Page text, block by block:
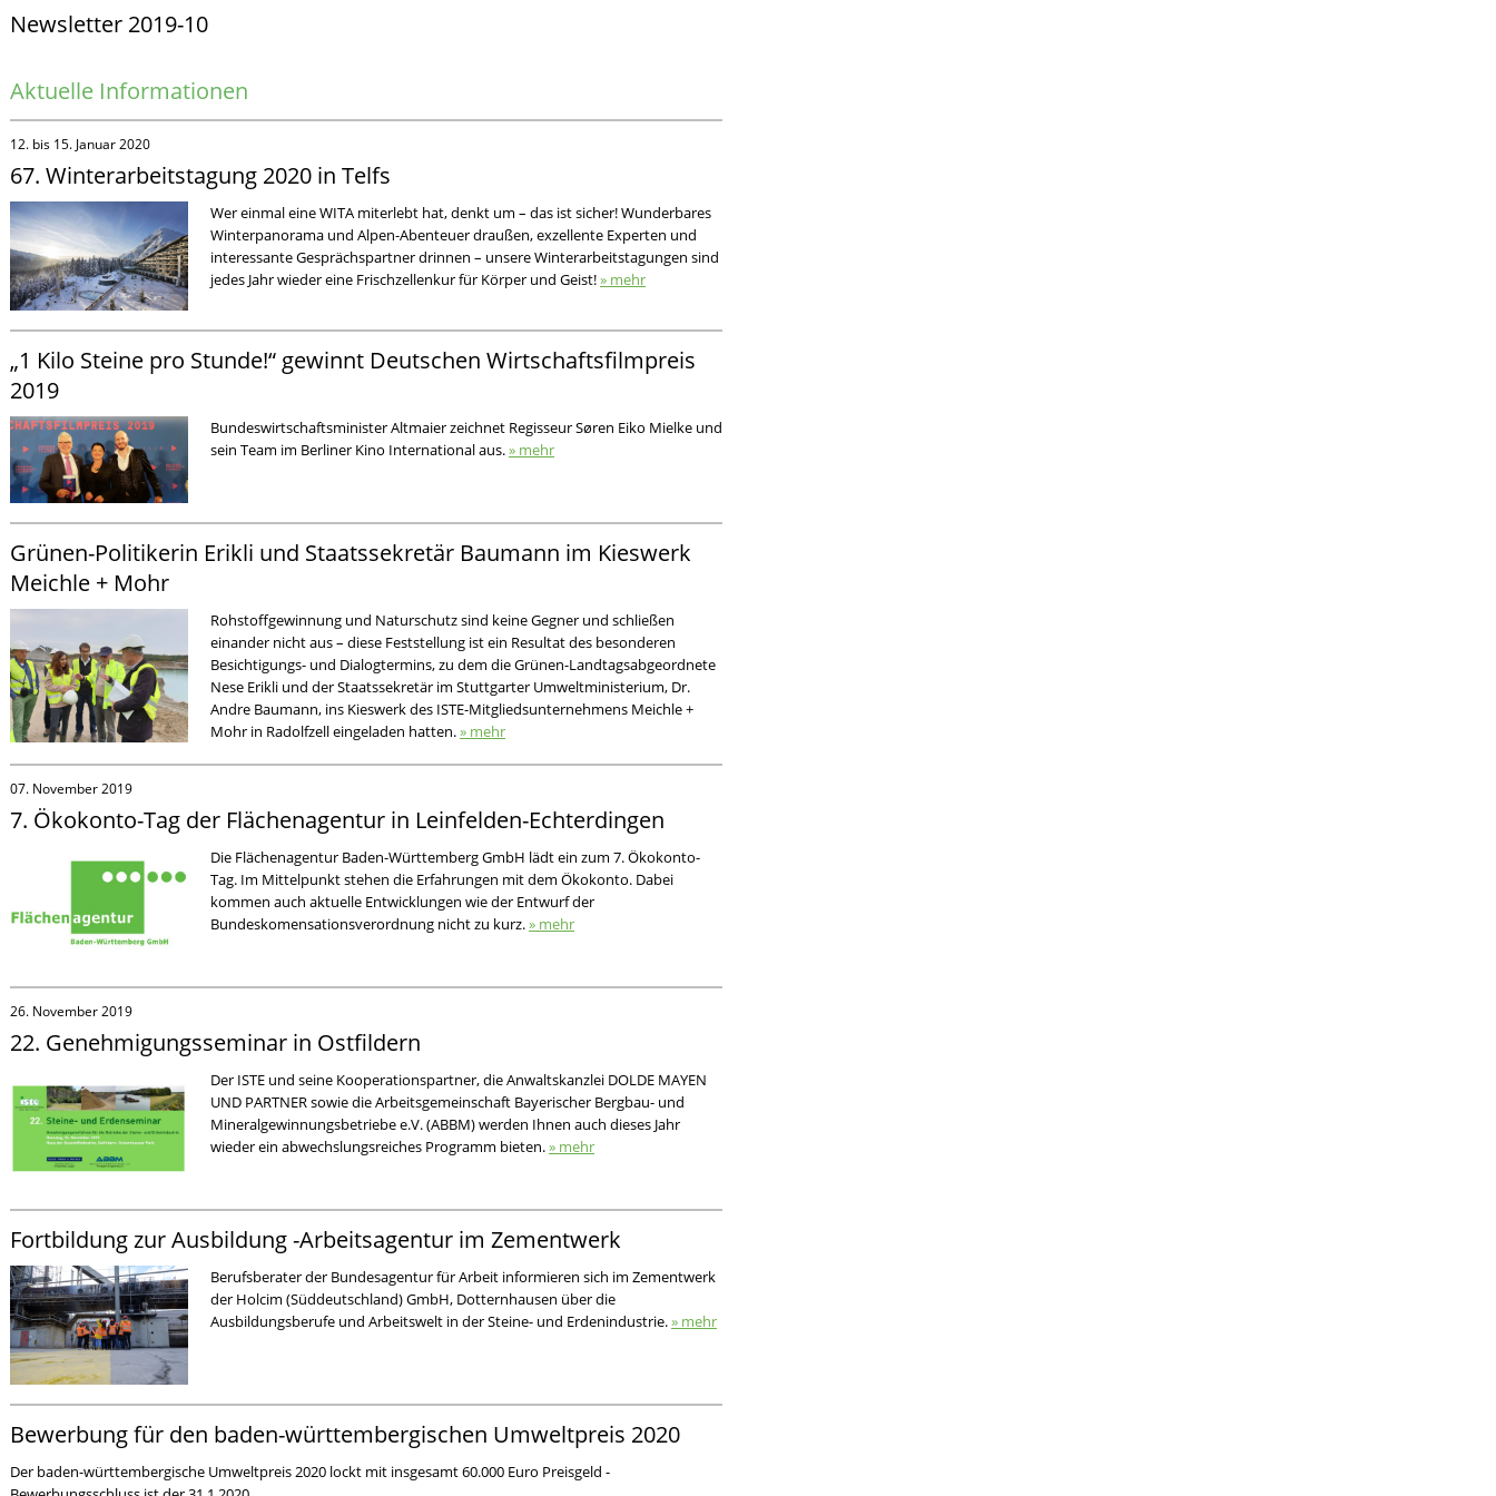
Newsletter 2019-10
Aktuelle Informationen
12. bis 15. Januar 2020
67. Winterarbeitstagung 2020 in Telfs
Wer einmal eine WITA miterlebt hat, denkt um – das ist sicher! Wunderbares
Winterpanorama und Alpen-Abenteuer draußen, exzellente Experten und
interessante Gesprächspartner drinnen – unsere Winterarbeitstagungen sind
jedes Jahr wieder eine Frischzellenkur für Körper und Geist!» mehr
„1 Kilo Steine pro Stunde!“ gewinnt Deutschen Wirtschaftsfilmpreis
2019
Bundeswirtschaftsminister Altmaier zeichnet Regisseur Søren Eiko Mielke und
sein Team im Berliner Kino International aus.» mehr
Grünen-Politikerin Erikli und Staatssekretär Baumann im Kieswerk
Meichle + Mohr
Rohstoffgewinnung und Naturschutz sind keine Gegner und schließen
einander nicht aus – diese Feststellung ist ein Resultat des besonderen
Besichtigungs- und Dialogtermins, zu dem die Grünen-Landtagsabgeordnete
Nese Erikli und der Staatssekretär im Stuttgarter Umweltministerium, Dr.
Andre Baumann, ins Kieswerk des ISTE-Mitgliedsunternehmens Meichle +
Mohr in Radolfzell eingeladen hatten.» mehr
07. November 2019
7. Ökokonto-Tag der Flächenagentur in Leinfelden-Echterdingen
Die Flächenagentur Baden-Württemberg GmbH lädt ein zum 7. Ökokonto-
Tag. Im Mittelpunkt stehen die Erfahrungen mit dem Ökokonto. Dabei
kommen auch aktuelle Entwicklungen wie der Entwurf der
Bundeskomensationsverordnung nicht zu kurz.» mehr
26. November 2019
22. Genehmigungsseminar in Ostfildern
Der ISTE und seine Kooperationspartner, die Anwaltskanzlei DOLDE MAYEN
UND PARTNER sowie die Arbeitsgemeinschaft Bayerischer Bergbau- und
Mineralgewinnungsbetriebe e.V. (ABBM) werden Ihnen auch dieses Jahr
wieder ein abwechslungsreiches Programm bieten.» mehr
Fortbildung zur Ausbildung -Arbeitsagentur im Zementwerk
Berufsberater der Bundesagentur für Arbeit informieren sich im Zementwerk
der Holcim (Süddeutschland) GmbH, Dotternhausen über die
Ausbildungsberufe und Arbeitswelt in der Steine- und Erdenindustrie.» mehr
Bewerbung für den baden-württembergischen Umweltpreis 2020
Der baden-württembergische Umweltpreis 2020 lockt mit insgesamt 60.000 Euro Preisgeld -